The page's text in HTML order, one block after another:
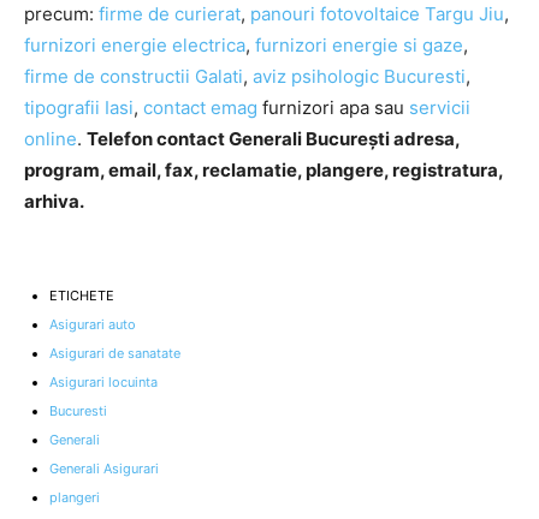
precum: firme de curierat, panouri fotovoltaice Targu Jiu,
furnizori energie electrica, furnizori energie si gaze,
firme de constructii Galati, aviz psihologic Bucuresti,
tipografii Iasi, contact emag furnizori apa sau servicii
online. Telefon contact Generali București adresa,
program, email, fax, reclamatie, plangere, registratura,
arhiva.
ETICHETE
Asigurari auto
Asigurari de sanatate
Asigurari locuinta
Bucuresti
Generali
Generali Asigurari
plangeri